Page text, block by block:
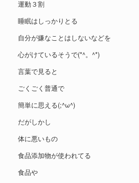
運動３割
睡眠はしっかりとる
自分が嫌なことはしないなどを
心がけているそうで(*^。^*)
言葉で見ると
ごくごく普通で
簡単に思える(;^ω^)
だがしかし
体に悪いもの
食品添加物が使われてる
食品や